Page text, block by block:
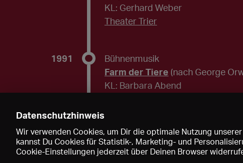
KL: Gerhard Weber
Theater Trier
1991
Bühnenmusik
Farm der Tiere (nach George
KL: Barbara Abend
Datenschutzhinweis
Wir verwenden Cookies, um Dir die optimale Nutzung
kannst Du Cookies für Statistik-, Marketing- und
Cookie-Einstellungen jederzeit über Deinen Browser